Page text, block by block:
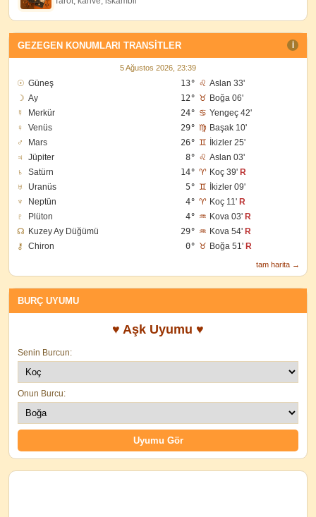
GEZEGEN KONUMLARI TRANSITLER
5 Ağustos 2026, 23:39
☉ Güneş 13° ♌ Aslan 33'
☽ Ay 12° ♉ Boğa 06'
☿
Merkür 24° ♋ Yengeç 42'
♀
Venüs 29° ♍ Başak 10'
♂
Mars 26° ♊ İkizler 25'
♃
Jüpiter 8° ♌ Aslan 03'
♄
Satürn 14° ♈ Koç 39' R
♅
Uranüs 5° ♊ İkizler 09'
♆
Neptün 4° ♈ Koç 11' R
♇
Plüton 4° ♒ Kova 03' R
☊ Kuzey Ay Düğümü 29° ♒ Kova 54' R
⚷
Chiron 0° ♉ Boğa 51' R
tam harita →
BURÇ UYUMU
♥ Aşk Uyumu ♥
Senin Burcun:
Onun Burcu: